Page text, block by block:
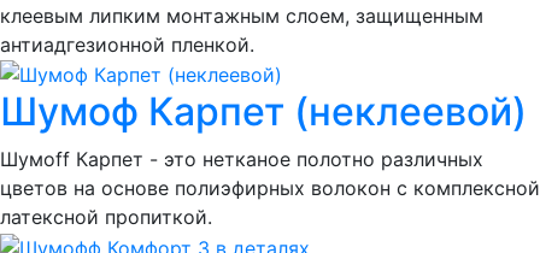
клеевым липким монтажным слоем, защищенным
антиадгезионной пленкой.
Шумоф Карпет (неклеевой)
Шумоff Карпет - это нетканое полотно различных
цветов на основе полиэфирных волокон с комплексной
латексной пропиткой.